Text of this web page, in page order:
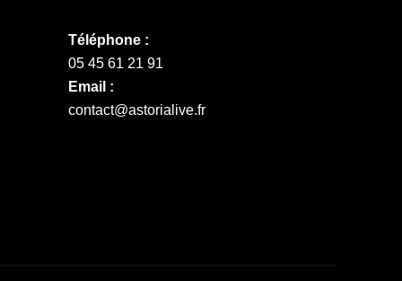
Téléphone :
05 45 61 21 91
Email :
contact@astorialive.fr